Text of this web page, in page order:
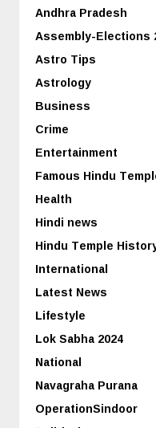
Andhra Pradesh
Assembly-Elections
Astro Tips
Astrology
Business
Crime
Entertainment
Famous Hindu
Health
Hindi news
Hindu Temple
International
Latest News
Lifestyle
Lok Sabha 2024
National
Navagraha Purana
OperationSindoor